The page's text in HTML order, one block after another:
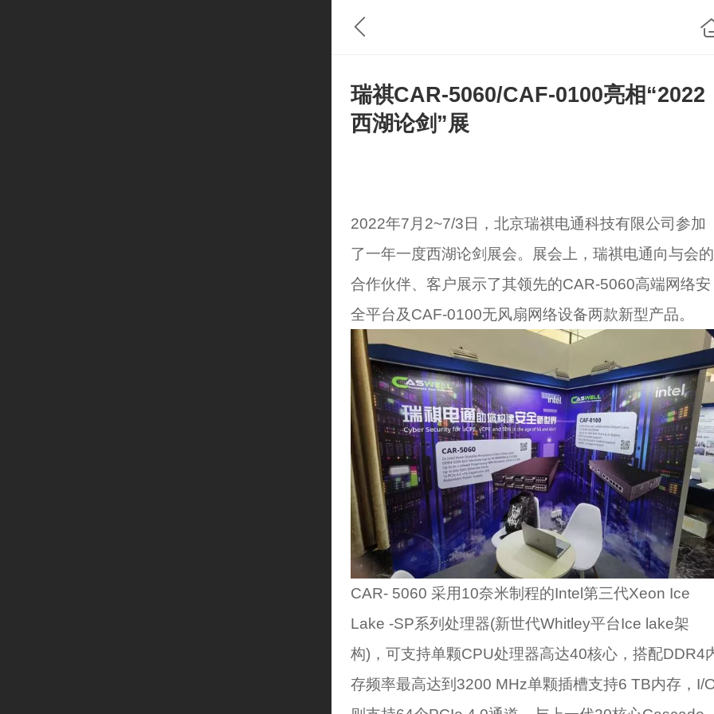
瑞祺CAR-5060/CAF-0100亮相“2022
西湖论剑”展
2022年7月2~7/3日，北京瑞祺电通科技有限公司参加
了一年一度西湖论剑展会。展会上，瑞祺电通向与会的
合作伙伴、客户展示了其领先的CAR-5060高端网络安
全平台及CAF-0100无风扇网络设备两款新型产品。
CAR- 5060 采用10奈米制程的Intel第三代Xeon Ice
Lake -SP系列处理器(新世代Whitley平台Ice lake架
构)，可支持单颗CPU处理器高达40核心，搭配DDR4
存频率最高达到3200 MHz单颗插槽支持6 TB内存，I/